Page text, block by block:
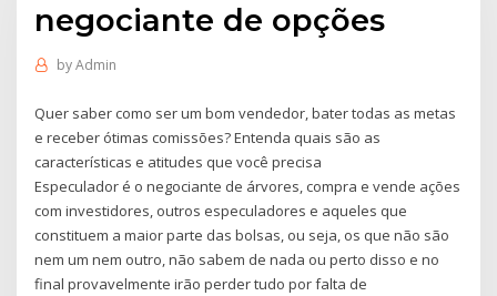
negociante de opções
byAdmin
Quer saber como ser um bom vendedor, bater todas as metas
e receber ótimas comissões? Entenda quais são as
características e atitudes que você precisa
Especulador é o negociante de árvores, compra e vende ações
com investidores, outros especuladores e aqueles que
constituem a maior parte das bolsas, ou seja, os que não são
nem um nem outro, não sabem de nada ou perto disso e no
final provavelmente irão perder tudo por falta de